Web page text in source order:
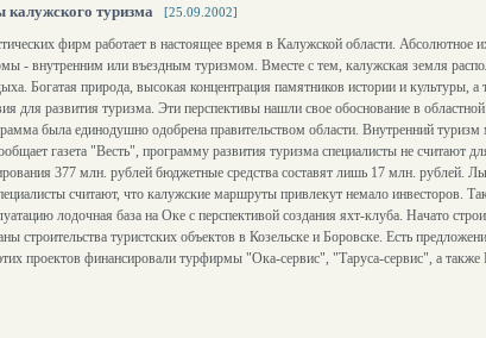
калужского туризма [25.09.2002]
фирм работает в настоящее время в Калужской области. Абсолютное
- внутренним или въездным туризмом. Вместе с тем, калужская земля
Богатая природа, высокая концентрация памятников истории и культуры, а
для развития туризма. Эти перспективы нашли свое обоснование в
была единодушно одобрена правительством области. Внутренний
газета "Весть", программу развития туризма специалисты не считают
377 млн. рублей бюджетные средства составят лишь 17 млн. рублей.
считают, что калужские маршруты привлекут немало инвесторов.
лодочная база на Оке с перспективой создания яхт-клуба. Начато
строительства туристских объектов в Козельске и Боровске. Есть
проектов финансировали турфирмы "Ока-сервис", "Таруса-сервис", а также